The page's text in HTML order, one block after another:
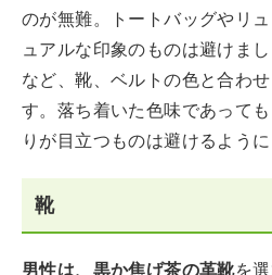
のが無難。トートバッグやリ
ュアルな印象のものは避けま
など、靴、ベルトの色と合わ
す。落ち着いた色味であって
りが目立つものは避けるように
靴
男性は、黒か焦げ茶の革靴を